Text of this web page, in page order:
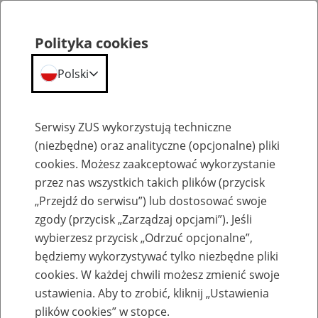
Komunikaty
Informacja w sprawie utraty przez
inspektora kontroli Zakładu Ubezpieczeń
Polityka cookies
Polski
Serwisy ZUS wykorzystują techniczne
(niezbędne) oraz analityczne (opcjonalne) pliki
cookies. Możesz zaakceptować wykorzystanie
przez nas wszystkich takich plików (przycisk
„Przejdź do serwisu”) lub dostosować swoje
zgody (przycisk „Zarządzaj opcjami”). Jeśli
wybierzesz przycisk „Odrzuć opcjonalne”,
będziemy wykorzystywać tylko niezbędne pliki
cookies. W każdej chwili możesz zmienić swoje
ustawienia. Aby to zrobić, kliknij „Ustawienia
plików cookies” w stopce.